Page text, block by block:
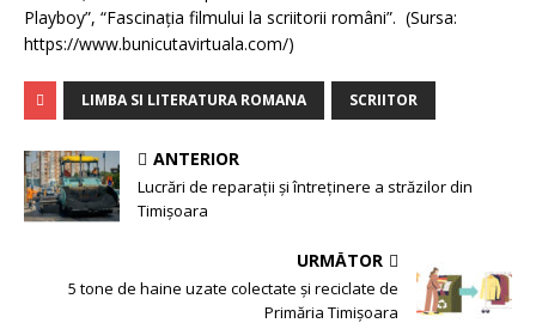
Playboy”, “Fascinația filmului la scriitorii români”. (Sursa:
https://www.bunicutavirtuala.com/)
LIMBA SI LITERATURA ROMANA SCRIITOR
ANTERIOR
Lucrări de reparații și întreținere a străzilor din
Timișoara
URMĂTOR
5 tone de haine uzate colectate și reciclate de
Primăria Timișoara